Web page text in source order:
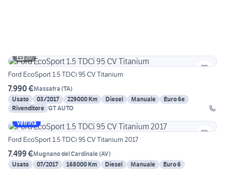
20
Ford EcoSport 1.5 TDCi 95 CV Titanium
7.990 €Massafra (TA)
Usato
03/2017 229000 Km Diesel Manuale
Euro 6e
Rivenditore GT AUTO
Vetrina
Ford EcoSport 1.5 TDCi 95 CV Titanium 2017
7.499 €Mugnano del Cardinale(AV)
Usato
07/2017 168000 Km Diesel Manuale
Euro 6